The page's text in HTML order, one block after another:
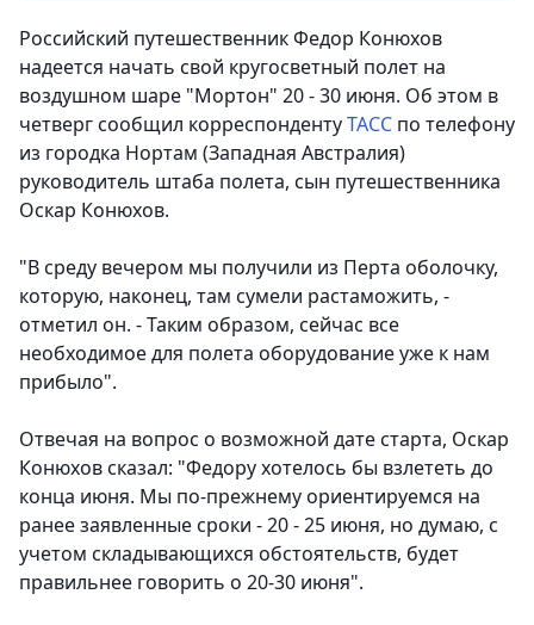
Российский путешественник Федор Конюхов
надеется начать свой кругосветный полет на
воздушном шаре "Мортон" 20 - 30 июня. Об этом в
четверг сообщил корреспондентуТАСС по телефону
из городка Нортам (Западная Австралия)
руководитель штаба полета, сын путешественника
Оскар Конюхов.
"В среду вечером мы получили из Перта оболочку,
которую, наконец, там сумели растаможить, -
отметил он. - Таким образом, сейчас все
необходимое для полета оборудование уже к нам
прибыло".
Отвечая на вопрос о возможной дате старта, Оскар
Конюхов сказал: "Федору хотелось бы взлететь до
конца июня. Мы по-прежнему ориентируемся на
ранее заявленные сроки - 20 - 25 июня, но думаю, с
учетом складывающихся обстоятельств, будет
правильнее говорить о 20-30 июня".